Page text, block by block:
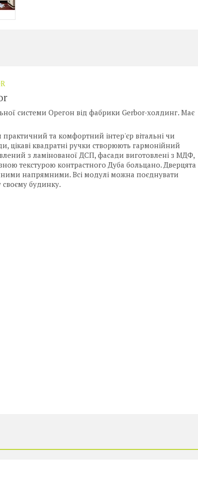
системи Орегон від фабрики Gerbor-холдинг. Має
та комфортний інтер'єр вітальні чи
цікаві квадратні ручки створюють гармонійний
з ламінованої ДСП, фасади виготовлені з МДФ,
текстурою контрастного Дуба больцано. Дверцята
напрямними. Всі модулі можна поєднувати
будинку.